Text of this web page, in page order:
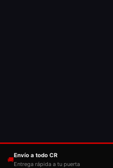
🚚
Envío a todo CR
Entrega rápida a tu puerta